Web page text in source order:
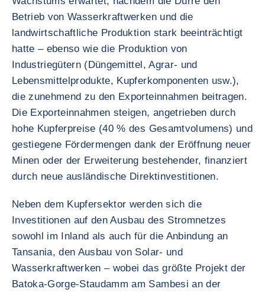
Betrieb von Wasserkraftwerken und die
landwirtschaftliche Produktion stark beeinträchtigt
hatte – ebenso wie die Produktion von
Industriegütern (Düngemittel, Agrar- und
Lebensmittelprodukte, Kupferkomponenten usw.),
die zunehmend zu den Exporteinnahmen beitragen.
Die Exporteinnahmen steigen, angetrieben durch
hohe Kupferpreise (40 % des Gesamtvolumens) und
gestiegene Fördermengen dank der Eröffnung neuer
Minen oder der Erweiterung bestehender, finanziert
durch neue ausländische Direktinvestitionen.
Neben dem Kupfersektor werden sich die
Investitionen auf den Ausbau des Stromnetzes
sowohl im Inland als auch für die Anbindung an
Tansania, den Ausbau von Solar- und
Wasserkraftwerken – wobei das größte Projekt der
Batoka-Gorge-Staudamm am Sambesi an der